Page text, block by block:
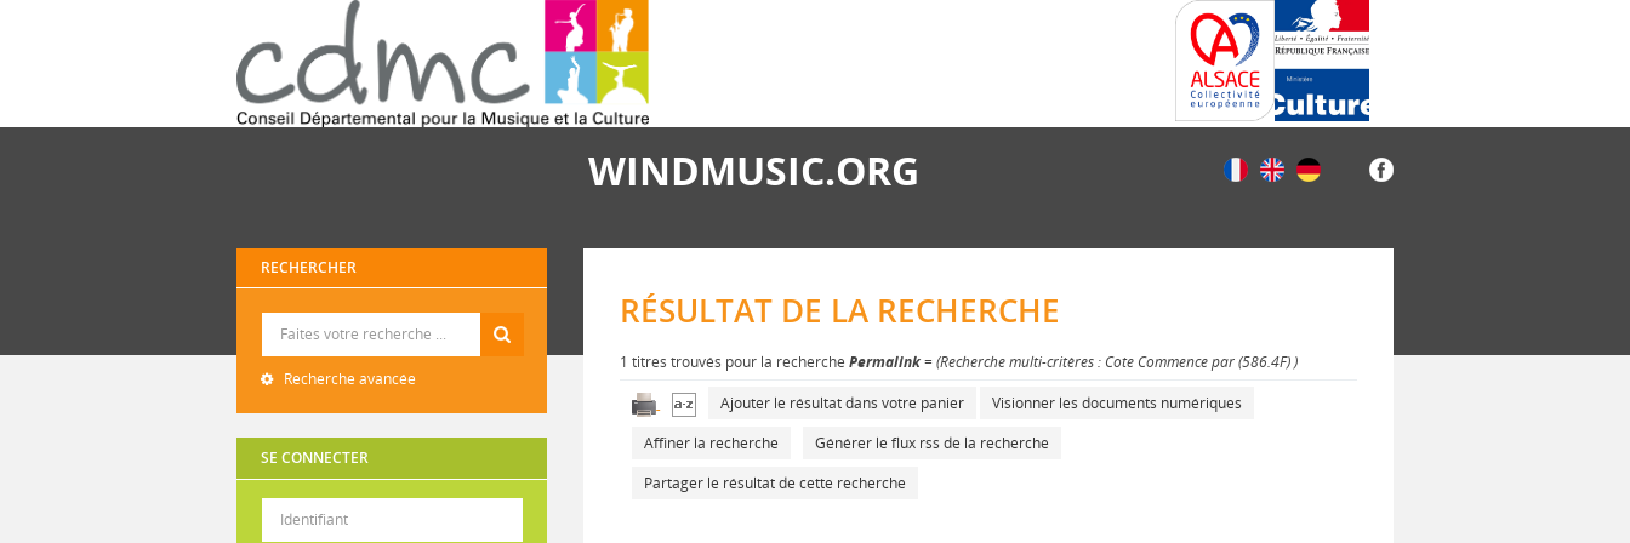
WINDMUSIC.ORG
RECHERCHER
Recherche avancée
SE CONNECTER
RÉSULTAT DE LA RECHERCHE
1 titres trouvés pour la recherche Permalink= (Recherche multi-critères : Cote Commence par (586.4F) )
Ajouter le résultat dans votre panier
Visionner les documents numériques
Affiner la recherche
Générer le flux rss de la recherche
Partager le résultat de cette recherche